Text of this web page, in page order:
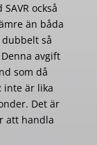
också
än båda
dubbelt så
avgift
som då
inte är lika
Det är
att handla